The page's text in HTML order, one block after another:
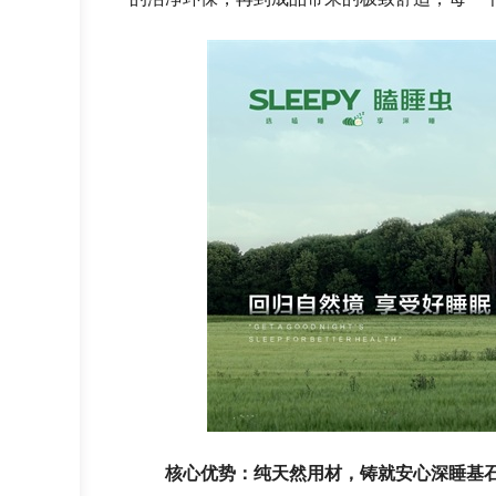
核心优势：纯天然用材，铸就安心深睡基